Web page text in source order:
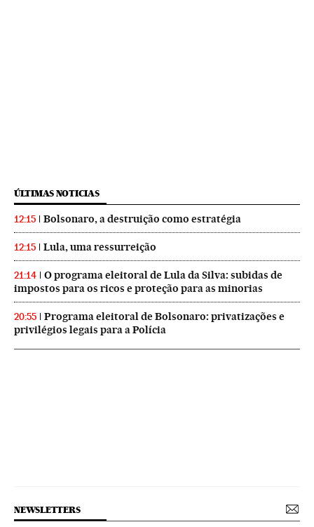
ÚLTIMAS NOTICIAS
12:15 Bolsonaro, a destruição como estratégia
12:15 Lula, uma ressurreição
21:14
O programa eleitoral de Lula da Silva: subidas de
impostos para os ricos e proteção para as minorias
20:55
Programa eleitoral de Bolsonaro: privatizações e
privilégios legais para a Polícia
NEWSLETTERS